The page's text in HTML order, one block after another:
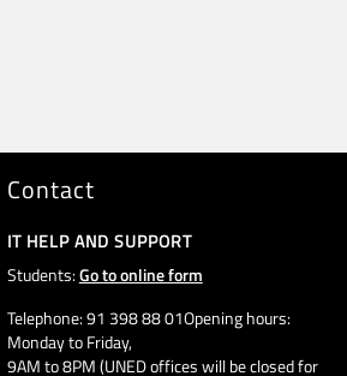
Contact
IT HELP AND SUPPORT
Students:Go to online form
Telephone: 91 398 88 01Opening hours:
Monday to Friday,
9AM to 8PM (UNED offices will be closed for